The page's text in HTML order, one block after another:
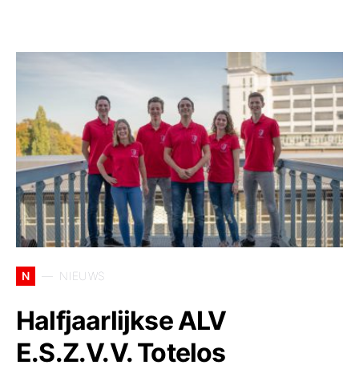
N NIEUWS
Halfjaarlijkse ALV
E.S.Z.V.V. Totelos